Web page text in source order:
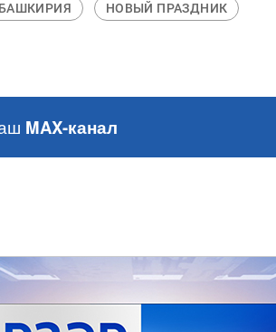
БАШКИРИЯ НОВЫЙ ПРАЗДНИК
MAX-канал